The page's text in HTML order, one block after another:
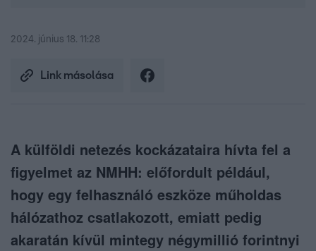
2024. június 18. 11:28
Link másolása
A külföldi netezés kockázataira hívta fel a
figyelmet az NMHH: előfordult például,
hogy egy felhasználó eszköze műholdas
hálózathoz csatlakozott, emiatt pedig
akaratán kívül mintegy négymillió forintnyi